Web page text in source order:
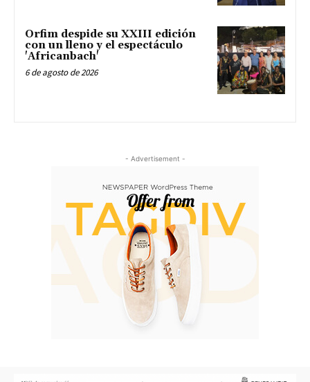
Orfim despide su XXIII edición
con un lleno y el espectáculo
'Africanbach'
6 de agosto de 2026
- Advertisement -